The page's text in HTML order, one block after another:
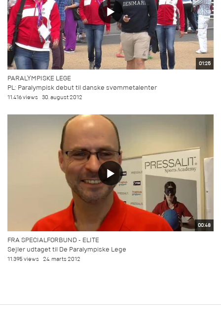
01:25
PARALYMPISKE LEGE
PL: Paralympisk debut til danske svømmetalenter
11.416 views 30. august 2012
00:48
FRA SPECIALFORBUND - ELITE
Sejler udtaget til De Paralympiske Lege
11.395 views 24. marts 2012